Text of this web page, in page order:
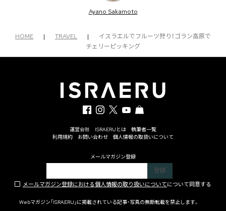
Ayano Sakamoto
HOME | TRAVEL |
イスラエルでフルーツ狩り！ゴラン高原で
チェリーピッキング
運営会社 ISRAERUとは
執筆者一覧
利用規約
お問い合わせ 個人情報の取扱いについて
メールマガジン登録
メールマガジン登録における個人情報の取り扱いについてについて同意する
Webマガジン「ISRAERU」に掲載されている記事・写真の無断転載を禁止します。